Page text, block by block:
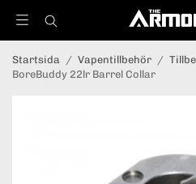
Startsida / Vapentillbehör /
BoreBuddy 22lr Barrel Collar